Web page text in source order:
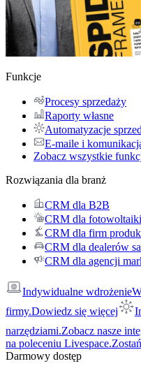
Funkcje
Procesy sprzedaży
Raporty własne
Automatyzacje
E-maile i
Zobacz wszystkie
Rozwiązania dla branż
CRM dla B2B
CRM dla fotowoltaiki
CRM dla firm
CRM dla dealerów
CRM dla agencji
Indywidualne wdrożenie
firmy.Dowiedz się więcej
narzędziami.Zobacz nasze
na poleceniu Livespace.
Darmowy dostęp